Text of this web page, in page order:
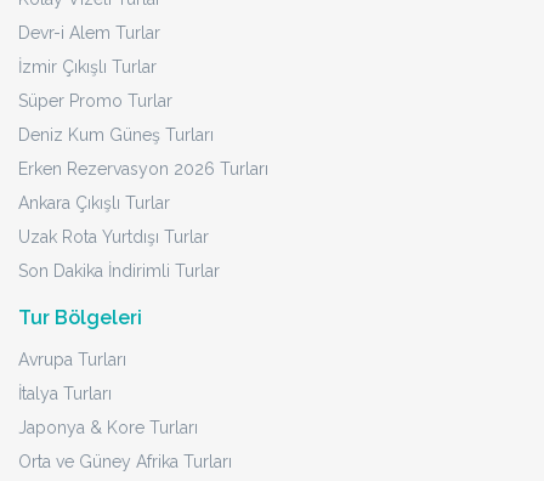
Devr-i Alem Turlar
İzmir Çıkışlı Turlar
Süper Promo Turlar
Deniz Kum Güneş Turları
Erken Rezervasyon 2026 Turları
Ankara Çıkışlı Turlar
Uzak Rota Yurtdışı Turlar
Son Dakika İndirimli Turlar
Tur Bölgeleri
Avrupa Turları
İtalya Turları
Japonya & Kore Turları
Orta ve Güney Afrika Turları